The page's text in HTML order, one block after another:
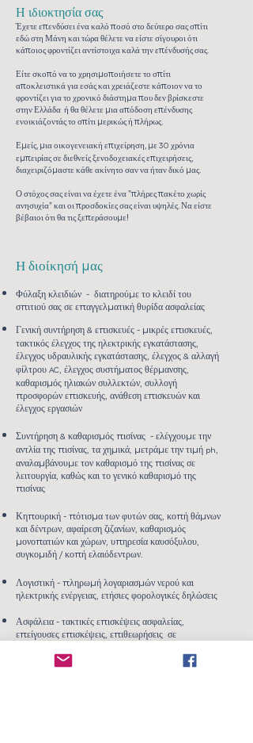
Η ιδιοκτησία σας
Έχετε επενδύσει ένα καλό ποσό στο δεύτερο σας σπίτι
εδώ στη Μάνη και τώρα θέλετε να είστε σίγουροι ότι
κάποιος φροντίζει αντίστοιχα καλά την επένδυσής σας.
Είτε σκοπό να το χρησιμοποιήσετε το σπίτι
αποκλειστικά για εσάς και χρειάζεστε κάποιον να το
φροντίζει για το χρονικό διάστημα που δεν βρίσκεστε
στην Ελλάδα ή θα θέλετε μια απόδοση επένδυσης
ενοικιάζοντάς το σπίτι μερικώς ή πλήρως.
Εμείς, μια οικογενειακή επιχείρηση, με 30 χρόνια
εμπειρίας σε διεθνείς ξενοδοχειακές επιχειρήσεις,
διαχειριζόμαστε κάθε ακίνητο σαν να ήταν δικό μας.
Ο στόχος σας είναι να έχετε ένα "πλήρες πακέτο χωρίς
ανησυχία" και οι προσδοκίες σας είναι υψηλές. Να είστε
βέβαιοι ότι θα τις ξεπεράσουμε!
Η διοίκησή μας
Φύλαξη κλειδιών - διατηρούμε το κλειδί του
σπιτιού σας σε επαγγελματική θυρίδα ασφαλείας​
Γενική συντήρηση & επισκευές - μικρές επισκευές,
τακτικός έλεγχος της ηλεκτρικής εγκατάστασης,
έλεγχος υδραυλικής εγκατάστασης, έλεγχος & αλλαγή
φίλτρου AC , έλεγχος συστήματος θέρμανσης,
καθαρισμός ηλιακών συλλεκτών, συλλογή
προσφορών επισκευής, ανάθεση επισκευών και
έλεγχος εργασιών​
Συντήρηση & καθαρισμός πισίνας - ελέγχουμε την
αντλία της πισίνας, τα χημικά, μετράμε την τιμή ph
αναλαμβάνουμε τον καθαρισμό της πισίνας σε
λειτουργία, καθώς και το γενικό καθαρισμό της
πισίνας ​
Κηπουρική - πότισμα των φυτών σας, κοπή θάμνων
και δέντρων, αφαίρεση ζιζανίων, καθαρισμός
μονοπατιών και χώρων, υπηρεσία καυσόξυλου,
συγκομιδή / κοπή ελαιόδεντρων.​
Λογιστική - πληρωμή λογαριασμών νερού και
ηλεκτρικής ενέργειας, ετήσιες φορολογικές δηλώσεις​
Ασφάλεια - τακτικές επισκέψεις ασφαλείας,
επείγουσες επισκέψεις, επιθεωρήσεις σε
περίπτωση καταιγίδων​
ώρη επικοινωνία έκτακτης ανάγκης - είμαστε